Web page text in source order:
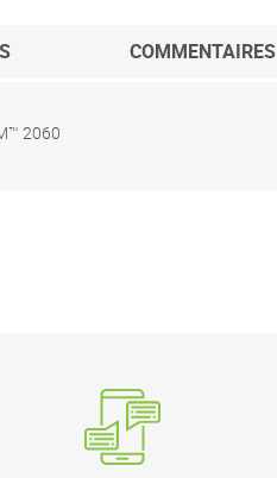
2060
COMMENTAIRES